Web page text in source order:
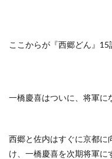
ここからが『西郷どん』15
一橋慶喜はついに、将軍に
西郷と佐内はすぐに京都に
け、一橋慶喜を次期将軍に